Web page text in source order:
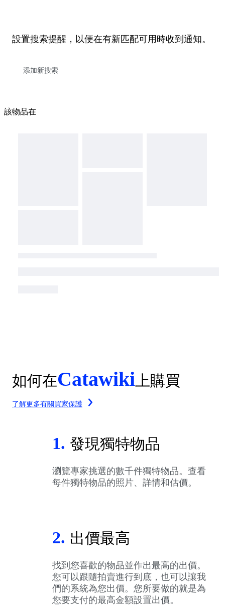
設置搜索提醒，以便在有新匹配可用時收到通知。
該物品在
如何在Catawiki 上購買
了解更多有關買家保護
1. 發現獨特物品
瀏覽專家挑選的數千件獨特物品。查看
每件獨特物品的照片、詳情和估價。
2. 出價最高
找到您喜歡的物品並作出最高的出價。
您可以跟隨拍賣進行到底，也可以讓我
們的系統為您出價。您所要做的就是為
您要支付的最高金額設置出價。